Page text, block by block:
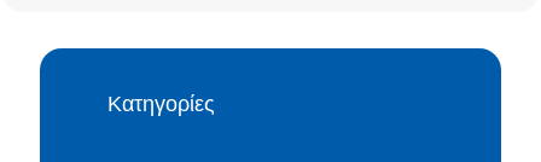
Κατηγορίες